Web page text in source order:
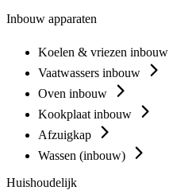
Inbouw apparaten
Koelen & vriezen inbouw
Vaatwassers inbouw
Oven inbouw
Kookplaat inbouw
Afzuigkap
Wassen (inbouw)
Huishoudelijk